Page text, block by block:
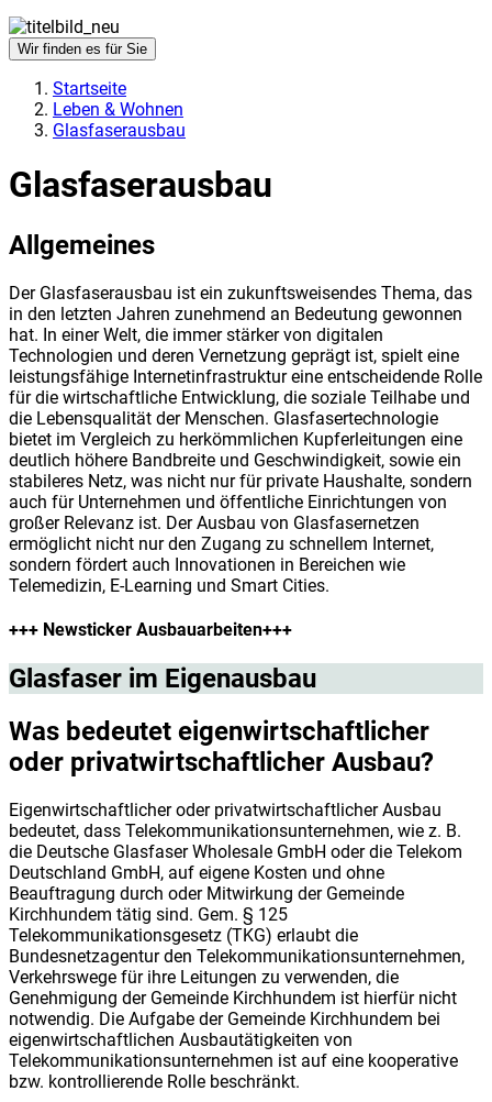
Wir finden es für Sie
Startseite
Leben & Wohnen
Glasfaserausbau
Glasfaserausbau
Allgemeines
Der Glasfaserausbau ist ein zukunftsweisendes Thema, das
in den letzten Jahren zunehmend an Bedeutung gewonnen
hat. In einer Welt, die immer stärker von digitalen
Technologien und deren Vernetzung geprägt ist, spielt eine
leistungsfähige Internetinfrastruktur eine entscheidende Rolle
für die wirtschaftliche Entwicklung, die soziale Teilhabe und
die Lebensqualität der Menschen. Glasfasertechnologie
bietet im Vergleich zu herkömmlichen Kupferleitungen eine
deutlich höhere Bandbreite und Geschwindigkeit, sowie ein
stabileres Netz, was nicht nur für private Haushalte, sondern
auch für Unternehmen und öffentliche Einrichtungen von
großer Relevanz ist. Der Ausbau von Glasfasernetzen
ermöglicht nicht nur den Zugang zu schnellem Internet,
sondern fördert auch Innovationen in Bereichen wie
Telemedizin, E-Learning und Smart Cities.
+++ Newsticker Ausbauarbeiten+++
Glasfaser im Eigenausbau
Was bedeutet eigenwirtschaftlicher
oder privatwirtschaftlicher Ausbau?
Eigenwirtschaftlicher oder privatwirtschaftlicher Ausbau
bedeutet, dass Telekommunikationsunternehmen, wie z. B.
die Deutsche Glasfaser Wholesale GmbH oder die Telekom
Deutschland GmbH, auf eigene Kosten und ohne
Beauftragung durch oder Mitwirkung der Gemeinde
Kirchhundem tätig sind. Gem. § 125
Telekommunikationsgesetz (TKG) erlaubt die
Bundesnetzagentur den Telekommunikationsunternehmen,
Verkehrswege für ihre Leitungen zu verwenden, die
Genehmigung der Gemeinde Kirchhundem ist hierfür nicht
notwendig. Die Aufgabe der Gemeinde Kirchhundem bei
eigenwirtschaftlichen Ausbautätigkeiten von
Telekommunikationsunternehmen ist auf eine kooperative
bzw. kontrollierende Rolle beschränkt.